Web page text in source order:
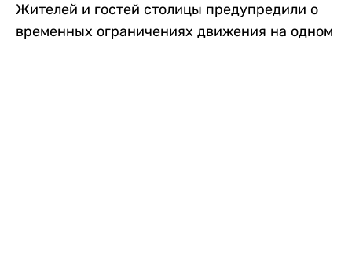
Жителей и гостей столицы предупредили о
временных ограничениях движения на одном